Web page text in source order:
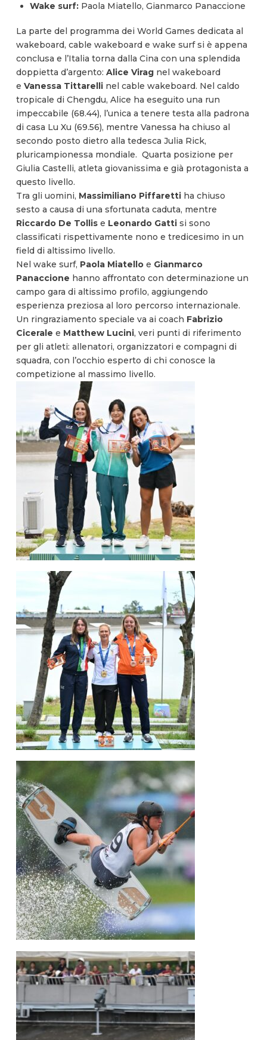
Wake surf: Paola Miatello, Gianmarco Panaccione
La parte del programma dei World Games dedicata al
wakeboard, cable wakeboard e wake surf si è appena
conclusa e l’Italia torna dalla Cina con una splendida
doppietta d’argento: Alice Viragnel wakeboard
e Vanessa Tittarelli nel cable wakeboard. Nel caldo
tropicale di Chengdu, Alice ha eseguito una run
impeccabile (68.44), l’unica a tenere testa alla padrona
di casa Lu Xu (69.56), mentre Vanessa ha chiuso al
secondo posto dietro alla tedesca Julia Rick,
pluricampionessa mondiale. Quarta posizione per
Giulia Castelli, atleta giovanissima e già protagonista a
questo livello.
Tra gli uomini, Massimiliano Piffarettiha chiuso
sesto a causa di una sfortunata caduta, mentre
Riccardo De Tollise Leonardo Gattisi sono
classificati rispettivamente nono e tredicesimo in un
field di altissimo livello.
Nel wake surf, Paola Miatelloe Gianmarco
Panaccione hanno affrontato con determinazione un
campo gara di altissimo profilo, aggiungendo
esperienza preziosa al loro percorso internazionale.
Un ringraziamento speciale va ai coach Fabrizio
Cicerale e Matthew Lucini, veri punti di riferimento
per gli atleti: allenatori, organizzatori e compagni di
squadra, con l’occhio esperto di chi conosce la
competizione al massimo livello.